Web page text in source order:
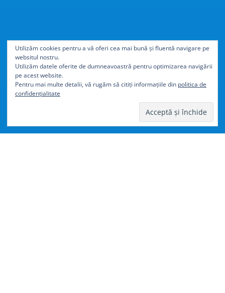
Cu40% mai ușordecât
aluminiul
Utilizăm cookies pentru a vă oferi cea mai bună și fluentă navigare pe
websitul nostru.
Utilizăm datele oferite de dumneavoastră pentru optimizarea navigării
pe acest website.
Pentru mai multe detalii, vă rugăm să citiți informațiile din politica de
confidențialitate